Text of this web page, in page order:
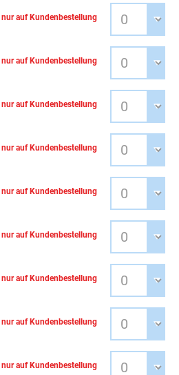
nur auf Kundenbestellung
nur auf Kundenbestellung
nur auf Kundenbestellung
nur auf Kundenbestellung
nur auf Kundenbestellung
nur auf Kundenbestellung
nur auf Kundenbestellung
nur auf Kundenbestellung
nur auf Kundenbestellung